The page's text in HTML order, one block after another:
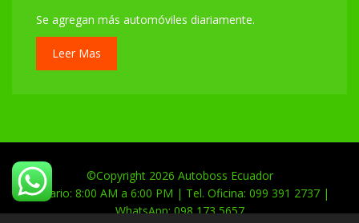
Se agregan más automóviles diariamente.
Leer Mas
©Copyright 2026 Autoboss Ecuador
Horario: 8:00 AM a 6:00 PM | Tel. Oficina: 099 391 2737 |
WhatsApp: 098 173 5657